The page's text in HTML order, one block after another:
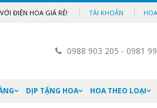
TÀI KHOẢN
ĐIỆN HOA GIÁ RẺ!
0988 903 205 - 0981
DỊP TẶNG HOA HOA THEO LOẠI